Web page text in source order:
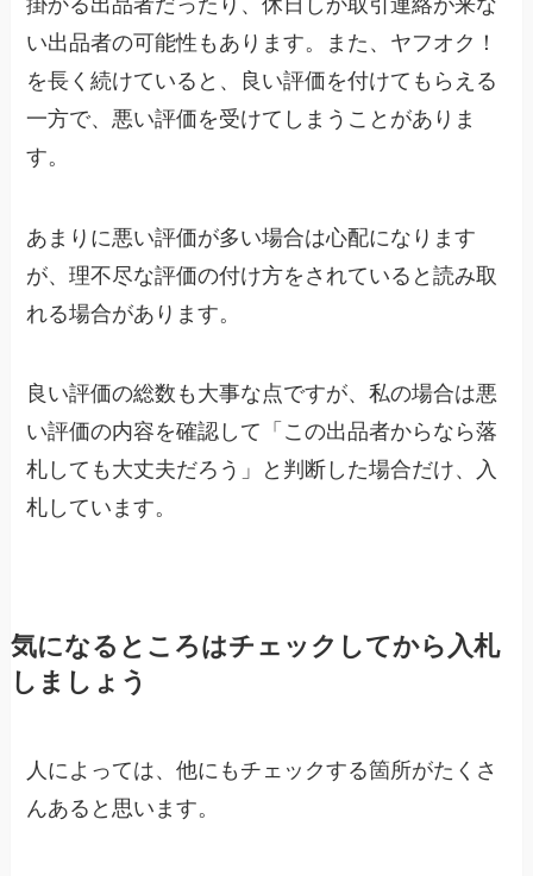
い出品者の可能性もあります。また、ヤフオク！
を長く続けていると、良い評価を付けてもらえる
一方で、悪い評価を受けてしまうことがありま
す。
あまりに悪い評価が多い場合は心配になります
が、理不尽な評価の付け方をされていると読み取
れる場合があります。
良い評価の総数も大事な点ですが、私の場合は悪
い評価の内容を確認して「この出品者からなら落
札しても大丈夫だろう」と判断した場合だけ、入
札しています。
気になるところはチェックしてから入札
しましょう
人によっては、他にもチェックする箇所がたくさ
んあると思います。